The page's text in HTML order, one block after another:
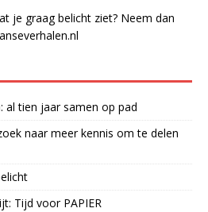
je graag belicht ziet? Neem dan
al tien jaar samen op pad
naar meer kennis om te delen
Tijd voor PAPIER